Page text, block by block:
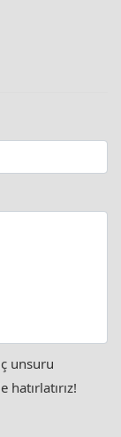
unsuru